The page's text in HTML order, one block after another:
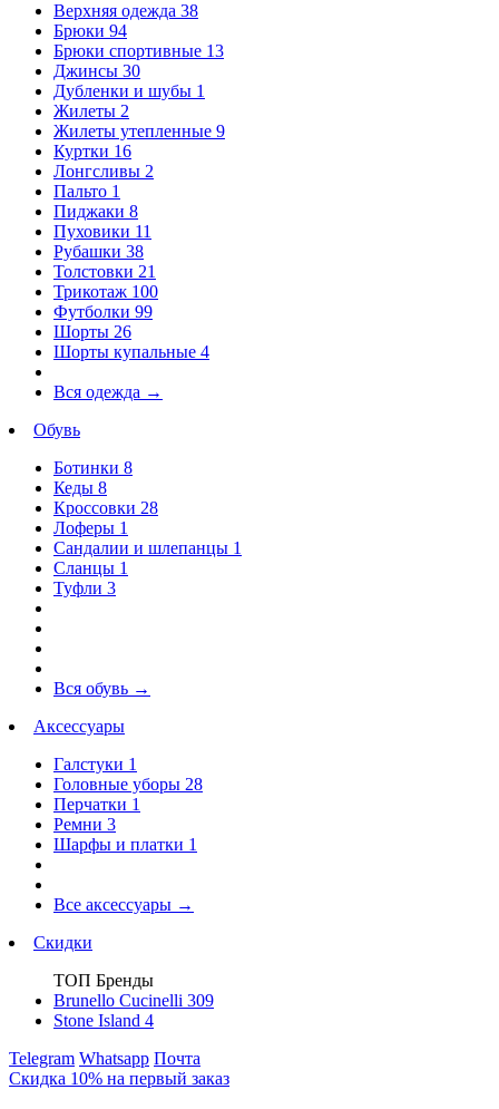
Верхняя одежда 38
Брюки 94
Брюки спортивные 13
Джинсы 30
Дубленки и шубы 1
Жилеты 2
Жилеты утепленные 9
Куртки 16
Лонгсливы 2
Пальто 1
Пиджаки 8
Пуховики 11
Рубашки 38
Толстовки 21
Трикотаж 100
Футболки 99
Шорты 26
Шорты купальные 4
Вся одежда →
Обувь
Ботинки 8
Кеды 8
Кроссовки 28
Лоферы 1
Сандалии и шлепанцы 1
Сланцы 1
Туфли 3
Вся обувь →
Аксессуары
Галстуки 1
Головные уборы 28
Перчатки 1
Ремни 3
Шарфы и платки 1
Все аксессуары →
Скидки
ТОП Бренды
Brunello Cucinelli 309
Stone Island 4
Telegram Whatsapp Почта
Скидка 10% на первый заказ